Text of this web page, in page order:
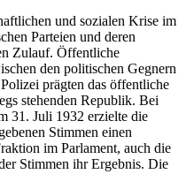
und sozialen Krise im
Parteien und deren
Zulauf. Öffentliche
den politischen Gegnern
prägten das öffentliche
stehenden Republik. Bei
31. Juli 1932 erzielte die
Stimmen einen
im Parlament, auch die
Stimmen ihr Ergebnis. Die